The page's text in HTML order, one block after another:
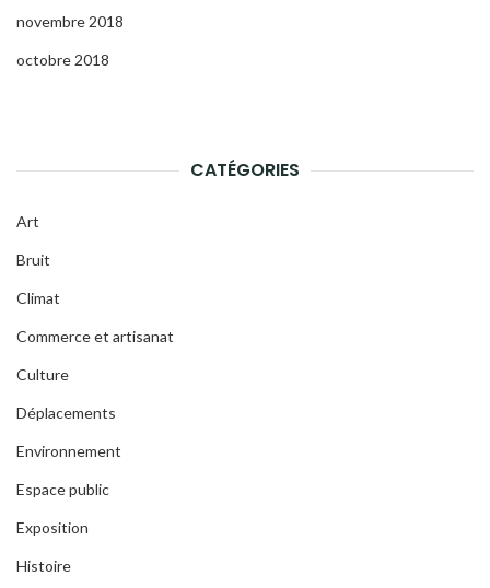
novembre 2018
octobre 2018
CATÉGORIES
Art
Bruit
Climat
Commerce et artisanat
Culture
Déplacements
Environnement
Espace public
Exposition
Histoire